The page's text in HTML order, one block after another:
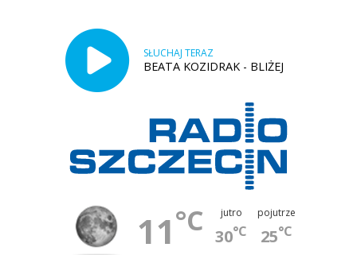
SŁUCHAJ TERAZ
BEATA KOZIDRAK - BLIŻEJ
11°C jutro
30°C
pojutrze
25°C